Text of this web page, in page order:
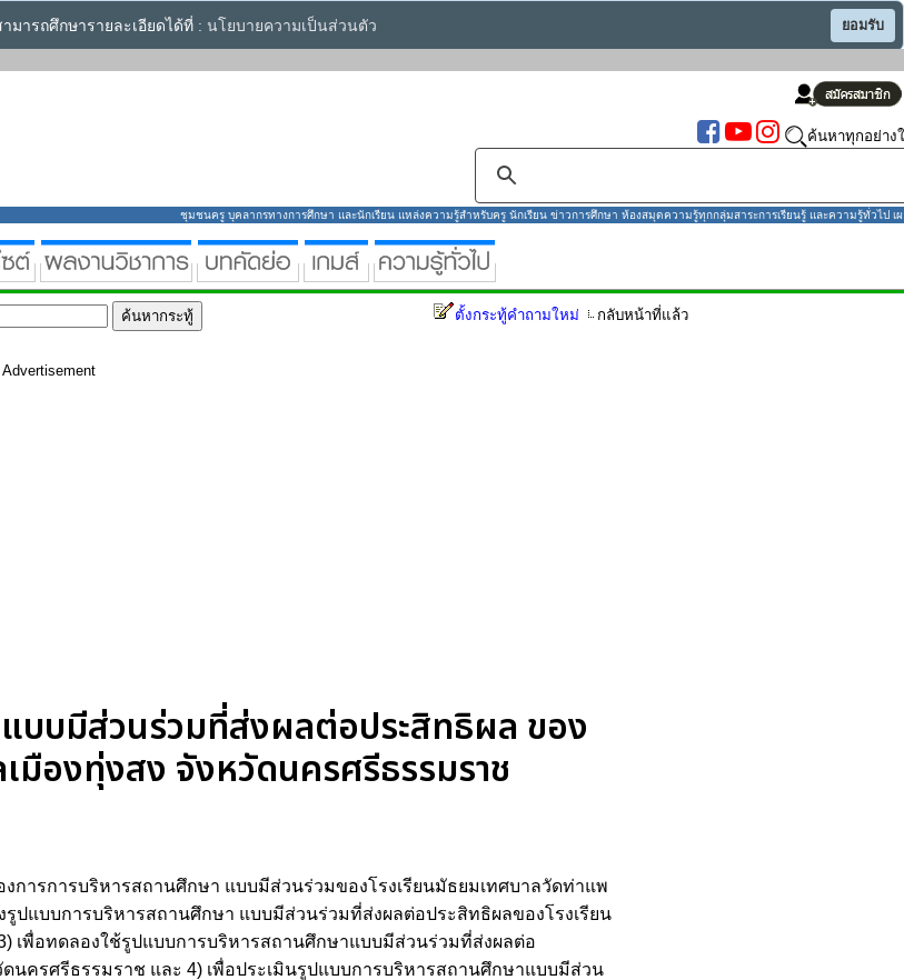
ารถศึกษารายละเอียดได้ที่ : นโยบายความเป็นส่วนตัว ยอมรับ
ค้นหาทุกอย่าง
ชุมชนครู บุคลากรทางการศึกษา และนักเรียน แหล่งความรู้สำหรับครู นักเรียน ข่าวการศึกษา ห้องสมุดความรู้ทุกกลุ่มสาระการเรียนรู้ และความรู้ทั่วไป เ
ตั้งกระทู้คำถามใหม่ กลับหน้าที่แล้ว
Advertisement
บบมีส่วนร่วมที่ส่งผลต่อประสิทธิผล ของ
มืองทุ่งสง จังหวัดนครศรีธรรมราช
การการบริหารสถานศึกษา แบบมีส่วนร่วมของโรงเรียนมัธยมเทศบาลวัดท่าแพ
ปแบบการบริหารสถานศึกษา แบบมีส่วนร่วมที่ส่งผลต่อประสิทธิผลของโรงเรียน
เพื่อทดลองใช้รูปแบบการบริหารสถานศึกษาแบบมีส่วนร่วมที่ส่งผลต่อ
นครศรีธรรมราช และ 4) เพื่อประเมินรูปแบบการบริหารสถานศึกษาแบบมีส่วน